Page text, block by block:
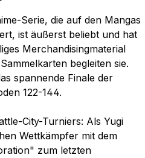
Serie, die auf den Mangas
ist äußerst beliebt und hat
Merchandisingmaterial
begleiten sie.
spannende Finale der
122-144.
City-Turniers: Als Yugi
Wettkämpfer mit dem
zum letzten